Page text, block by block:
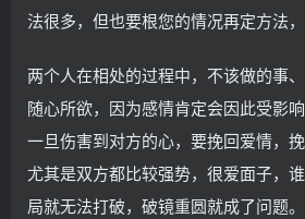
法很多，但也要根您的情况再定方法
两个人在相处的过程中，不该做的事
随心所欲，因为感情肯定会因此受影响
一旦伤害到对方的心，要挽回爱情，挽
尤其是双方都比较强势，很爱面子，
局就无法打破，破镜重圆就成了问题。